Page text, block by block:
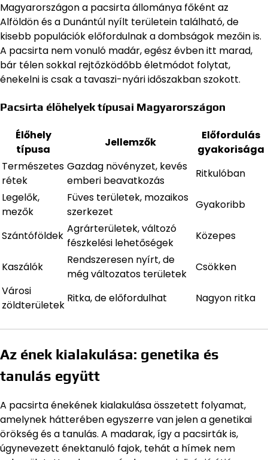
Magyarországon a pacsirta állománya főként az
Alföldön és a Dunántúl nyílt területein található, de
kisebb populációk előfordulnak a dombságok mezőin is.
A pacsirta nem vonuló madár, egész évben itt marad,
bár télen sokkal rejtőzködőbb életmódot folytat,
énekelni is csak a tavaszi-nyári időszakban szokott.
Pacsirta élőhelyek típusai Magyarországon
Élőhely
típusa
Jellemzők
Előfordulás
gyakorisága
Természetes
rétek
Gazdag növényzet, kevés
emberi beavatkozás
Ritkulóban
Legelők,
mezők
Füves területek, mozaikos
szerkezet
Gyakoribb
Szántóföldek
Agrárterületek, változó
fészkelési lehetőségek
Közepes
Kaszálók
Rendszeresen nyírt, de
még változatos területek
Csökken
Városi
zöldterületek
Ritka, de előfordulhat Nagyon ritka
Az ének kialakulása: genetika és
tanulás együtt
A pacsirta énekének kialakulása összetett folyamat,
amelynek hátterében egyszerre van jelen a genetikai
örökség és a tanulás. A madarak, így a pacsirták is,
úgynevezett énektanuló fajok, tehát a hímek nem